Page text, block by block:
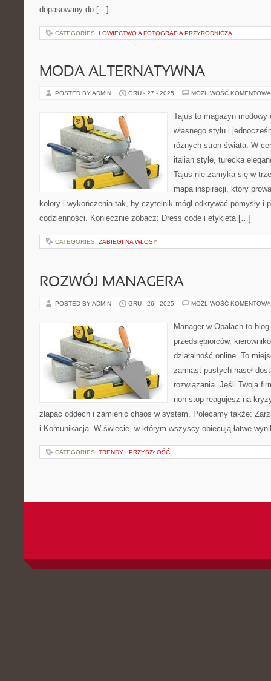
dopasowany do […]
CATEGORIES: ŁOWIECTWO A FOTOGRAFIA PRZYRODNICZA
MODA ALTERNATYWNA
POSTED BY ADMIN GRU - 27 - 2025 MOŻLIWOŚĆ
Tajus to magazyn
własnego stylu i
różnych stron świata. W
italian style, turecka
Tajus nie zamyka się w
mapa inspiracji, który
kolory i wykończenia tak, by czytelnik mógł odkrywać pomysły i
codzienności. Koniecznie zobacz: Dress code i etykieta […]
CATEGORIES: ZABIEGI NA WŁOSY
ROZWÓJ MANAGERA
POSTED BY ADMIN GRU - 26 - 2025 MOŻLIWOŚĆ
Manager w Opałach to
przedsiębiorców,
działalność online. To
zamiast pustych haseł
rozwiązania. Jeśli Twoja
non stop reagujesz na
złapać oddech i zamienić chaos w system. Polecamy także:
i Komunikacja. W świecie, w którym wszyscy obiecują łatwe
CATEGORIES: TRENDY I PRZYSZŁOŚĆ